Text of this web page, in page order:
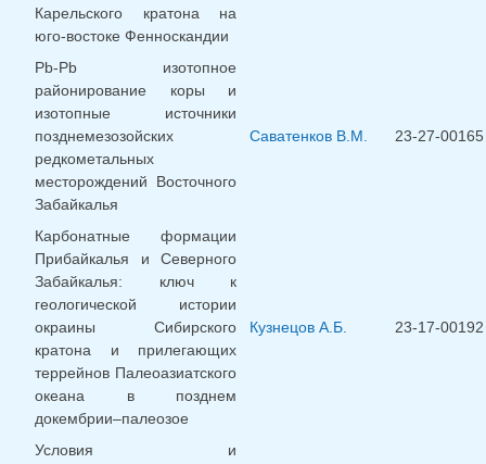
Карельского кратона на
юго-востоке Фенноскандии
Pb-Pb изотопное
районирование коры и
изотопные источники
позднемезозойских
редкометальных
месторождений Восточного
Забайкалья
Саватенков В.М. 23-27-00165
Карбонатные формации
Прибайкалья и Северного
Забайкалья: ключ к
геологической истории
окраины Сибирского
кратона и прилегающих
террейнов Палеоазиатского
океана в позднем
докембрии–палеозое
Кузнецов А.Б. 23-17-00192
Условия и